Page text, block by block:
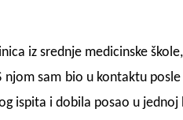
iz srednje medicinske
njom sam bio u kontaktu posle
ispita i dobila posao u jednoj